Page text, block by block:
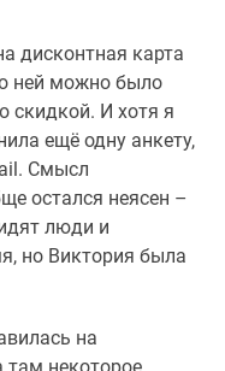
дисконтная карта
ней можно было
скидкой. И хотя я
ещё одну анкету,
Смысл
остался неясен –
люди и
но Виктория была
на